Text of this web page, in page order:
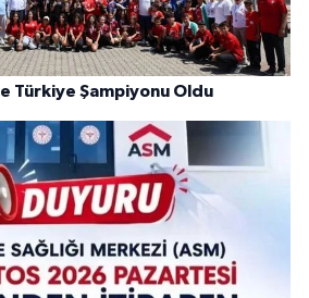
Türkiye Şampiyonu Oldu